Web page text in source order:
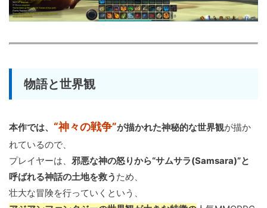
物語と世界観
本作では、 “神々の戦争”が描かれた神秘的な世界観が描か
れているので、
プレイヤーは、 邪悪な神の怒りから“サムサラ(Samsara)”と
呼ばれる神話の土地を救う ため、
壮大な冒険を行っていくという、